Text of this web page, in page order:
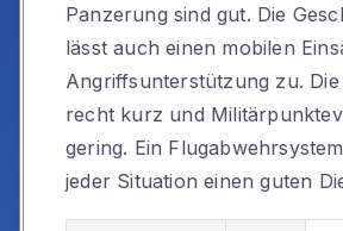
Panzerung sind gut. Die
lässt auch einen mobilen
Angriffsunterstützung zu. Die
recht kurz und
gering. Ein
jeder Situation einen guten